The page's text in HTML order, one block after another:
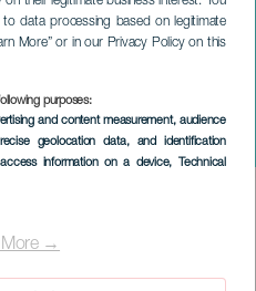
data processing based on legitimate
More” or in our Privacy Policy on this
purposes:
and content measurement, audience
geolocation data, and identification
information on a device, Technical
More →